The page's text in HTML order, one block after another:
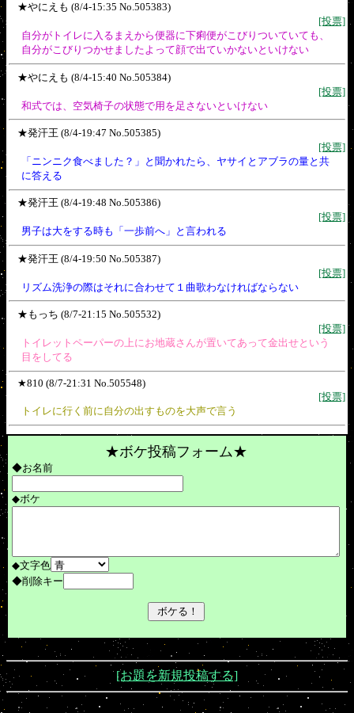
★やにえも (8/4-15:35 No.505383)
[投票]
自分がトイレに入るまえから便器に下痢便がこびりついていても、
自分がこびりつかせましたよって顔で出ていかないといけない
★やにえも (8/4-15:40 No.505384)
[投票]
和式では、空気椅子の状態で用を足さないといけない
★発汗王 (8/4-19:47 No.505385)
[投票]
「ニンニク食べました？」と聞かれたら、ヤサイとアブラの量と共
に答える
★発汗王 (8/4-19:48 No.505386)
[投票]
男子は大をする時も「一歩前へ」と言われる
★発汗王 (8/4-19:50 No.505387)
[投票]
リズム洗浄の際はそれに合わせて１曲歌わなければならない
★もっち (8/7-21:15 No.505532)
[投票]
トイレットペーパーの上にお地蔵さんが置いてあって金出せという
目をしてる
★810 (8/7-21:31 No.505548)
[投票]
トイレに行く前に自分の出すものを大声で言う
★ボケ投稿フォーム★
◆お名前
◆ボケ
◆文字色
◆削除キー
[お題を新規投稿する]